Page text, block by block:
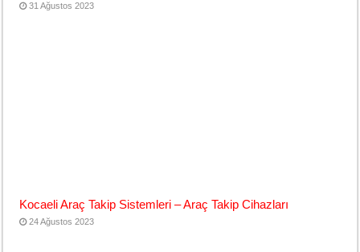
31 Ağustos 2023
Kocaeli Araç Takip Sistemleri – Araç Takip Cihazları
24 Ağustos 2023